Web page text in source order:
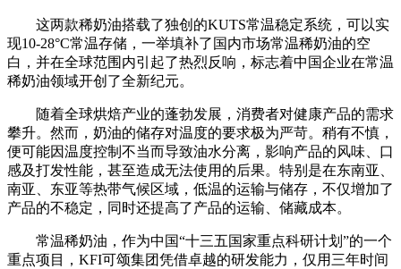
这两款稀奶油搭载了独创的KUTS常温稳定系统，可以实
现10-28°C常温存储，一举填补了国内市场常温稀奶油的空
白，并在全球范围内引起了热烈反响，标志着中国企业在常温
稀奶油领域开创了全新纪元。
随着全球烘焙产业的蓬勃发展，消费者对健康产品的需求
攀升。然而，奶油的储存对温度的要求极为严苛。稍有不慎，
便可能因温度控制不当而导致油水分离，影响产品的风味、口
感及打发性能，甚至造成无法使用的后果。特别是在东南亚、
南亚、东亚等热带气候区域，低温的运输与储存，不仅增加了
产品的不稳定，同时还提高了产品的运输、储藏成本。
常温稀奶油，作为中国“十三五国家重点科研计划”的一个
重点项目，KFI可颂集团凭借卓越的研发能力，仅用三年时间